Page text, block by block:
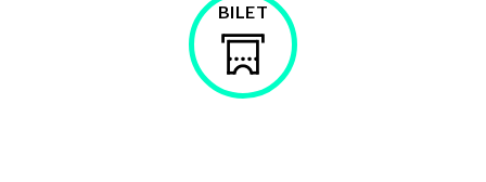
Kup
bilet
BILET